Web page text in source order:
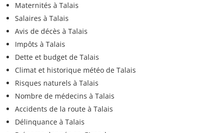
Maternités à Talais
Salaires à Talais
Avis de décès à Talais
Impôts à Talais
Dette et budget de Talais
Climat et historique météo de Talais
Risques naturels à Talais
Nombre de médecins à Talais
Accidents de la route à Talais
Délinquance à Talais